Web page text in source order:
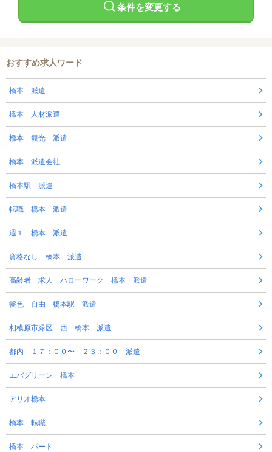
条件を変更する
おすすめ求人ワード
橋本 派遣
橋本 人材派遣
橋本 観光 派遣
橋本 派遣会社
橋本駅 派遣
転職 橋本 派遣
週１ 橋本 派遣
資格なし 橋本 派遣
高齢者 求人 ハローワーク 橋本 派遣
髪色 自由 橋本駅 派遣
相模原市緑区 西 橋本 派遣
都内 １７：００〜 ２３：００ 派遣
エバグリーン 橋本
アリオ橋本
橋本 転職
橋本 パート